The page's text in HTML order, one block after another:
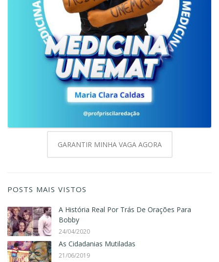
GARANTIR MINHA VAGA AGORA
POSTS MAIS VISTOS
A História Real Por Trás De Orações Para
Bobby
24/04/2020
As Cidadanias Mutiladas
21/06/2019